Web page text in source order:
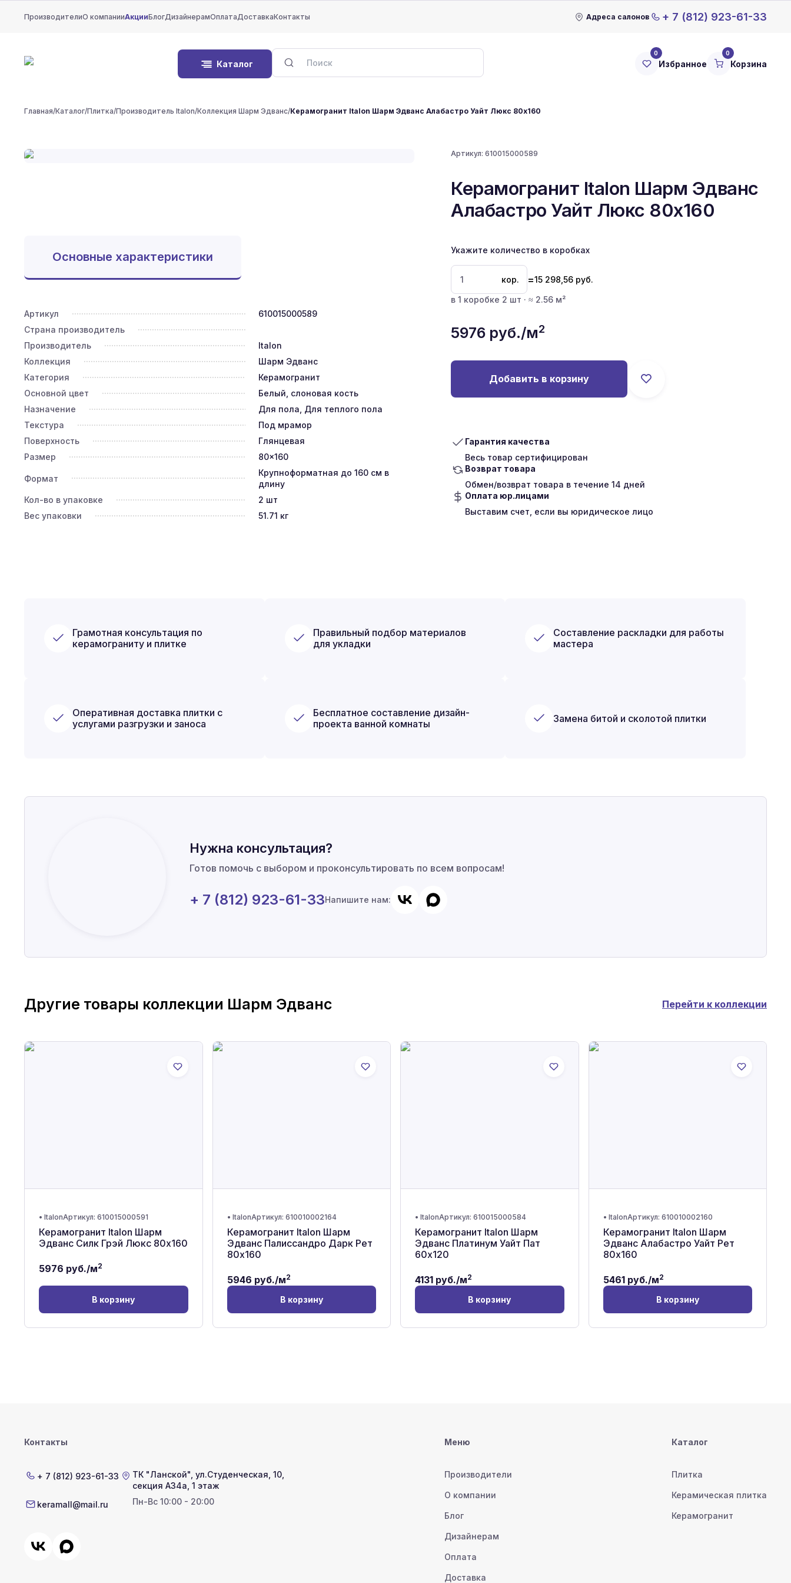
ПроизводителиО компанииАкцииБлогДизайнерамОплатаДоставкаКонтакты Адреса салонов + 7 (812) 923-61-33
Каталог
0
Избранное
0
Корзина
Главная/Каталог/Плитка/Производитель Italon/Коллекция Шарм Эдванс/Керамогранит Italon Шарм Эдванс Алабастро Уайт Люкс 80x160
Артикул:610015000589
Керамогранит Italon Шарм Эдванс
Алабастро Уайт Люкс 80x160
Укажите количество в коробках
кор. =15 298,56 руб.
в 1 коробке 2 шт · ≈ 2.56 м²
5976 руб./м2
Добавить в корзину
Гарантия качества
Весь товар сертифицирован
Возврат товара
Обмен/возврат товара в течение 14 дней
Оплата юр.лицами
Выставим счет, если вы юридическое лицо
Основные характеристики
Артикул
610015000589
Страна производитель
Производитель
Italon
Коллекция
Шарм Эдванс
Категория
Керамогранит
Основной цвет
Белый, слоновая кость
Назначение
Для пола, Для теплого пола
Текстура
Под мрамор
Поверхность
Глянцевая
Размер
80x160
Формат
Крупноформатная до 160 см в
длину
Кол-во в упаковке
2 шт
Вес упаковки
51.71 кг
Грамотная консультация по
керамограниту и плитке
Правильный подбор материалов
для укладки
Составление раскладки для работы
мастера
Оперативная доставка плитки с
услугами разгрузки и заноса
Бесплатное составление дизайн-
проекта ванной комнаты
Замена битой и сколотой плитки
Нужна консультация?
Готов помочь с выбором и проконсультировать по всем вопросам!
+ 7 (812) 923-61-33Напишите нам:
Другие товары коллекции Шарм Эдванс Перейти к коллекции
• ItalonАртикул: 610015000591
Керамогранит Italon Шарм
Эдванс Силк Грэй Люкс 80x160
5976 руб./м2
В корзину
• ItalonАртикул: 610010002164
Керамогранит Italon Шарм
Эдванс Палиссандро Дарк Рет
80x160
5946 руб./м2
В корзину
• ItalonАртикул: 610015000584
Керамогранит Italon Шарм
Эдванс Платинум Уайт Пат
60x120
4131 руб./м2
В корзину
• ItalonАртикул: 610010002160
Керамогранит Italon Шарм
Эдванс Алабастро Уайт Рет
80x160
5461руб./м2
В корзину
Контакты
+ 7 (812) 923-61-33
keramall@mail.ru
ТК "Ланской" ул.Студенческая, 10,
секция А34а, 1 этаж
Пн-Вс 10:00 - 20:00
Меню
Производители
О компании
Блог
Дизайнерам
Оплата
Доставка
Каталог
Плитка
Керамическая плитка
Керамогранит